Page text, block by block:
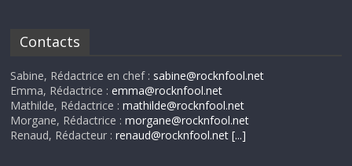
Contacts
Sabine, Rédactrice en chef : sabine@rocknfool.net
Emma, Rédactrice :emma@rocknfool.net
Mathilde, Rédactrice :mathilde@rocknfool.net
Morgane, Rédactrice :morgane@rocknfool.net
Renaud, Rédacteur :renaud@rocknfool.net [...]